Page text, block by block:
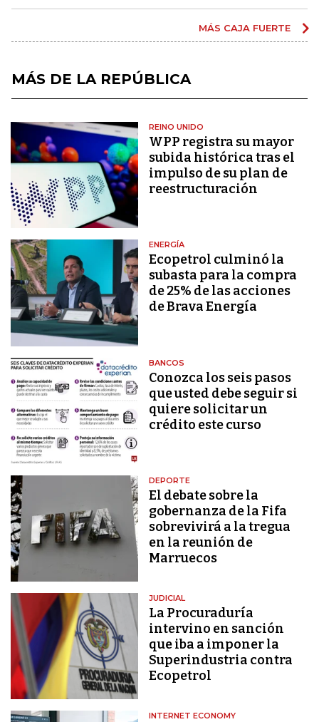
MÁS CAJA FUERTE
MÁS DE LA REPÚBLICA
REINO UNIDO
WPP registra su mayor
subida histórica tras el
impulso de su plan de
reestructuración
ENERGÍA
Ecopetrol culminó la
subasta para la compra
de 25% de las acciones
de Brava Energía
BANCOS
Conozca los seis pasos
que usted debe seguir si
quiere solicitar un
crédito este curso
DEPORTE
El debate sobre la
gobernanza de la Fifa
sobrevivirá a la tregua
en la reunión de
Marruecos
JUDICIAL
La Procuraduría
intervino en sanción
que iba a imponer la
Superindustria contra
Ecopetrol
INTERNET ECONOMY